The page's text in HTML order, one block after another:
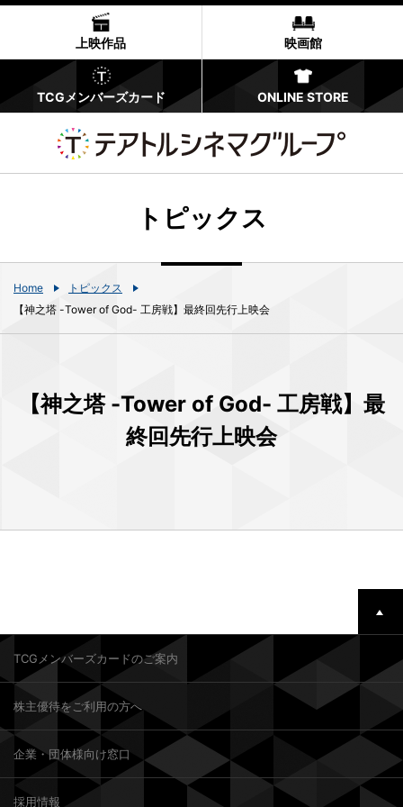
上映作品 映画館
TCGメンバーズカード ONLINE STORE
トピックス
Home
トピックス
【神之塔 -Tower of God- 工房戦】最終回先行上映会
【神之塔 -Tower of God- 工房戦】最
終回先行上映会
TCGメンバーズカードのご案内
株主優待をご利用の方へ
企業・団体様向け窓口
採用情報